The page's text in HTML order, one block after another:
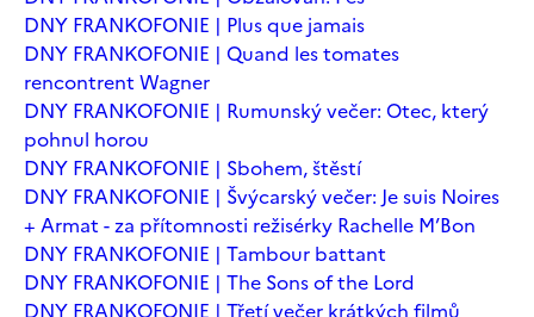
DNY FRANKOFONIE | Plus que jamais
DNY FRANKOFONIE | Quand les tomates
rencontrent Wagner
DNY FRANKOFONIE | Rumunský večer: Otec, který
pohnul horou
DNY FRANKOFONIE | Sbohem, štěstí
DNY FRANKOFONIE | Švýcarský večer: Je suis Noires
+ Armat - za přítomnosti režisérky Rachelle M’Bon
DNY FRANKOFONIE | Tambour battant
DNY FRANKOFONIE | The Sons of the Lord
DNY FRANKOFONIE | Třetí večer krátkých filmů